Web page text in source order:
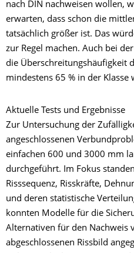
nach DIN nachweisen wollen,
erwarten, dass schon die
tatsächlich größer ist. Das
zur Regel machen. Auch bei
die Überschreitungshäufigkeit
mindestens 65 % in der Klasse
Aktuelle Tests und Ergebnisse
Zur Untersuchung der
angeschlossenen
einfachen 600 und 3000 mm
durchgeführt. Im Fokus
Risssequenz, Risskräfte,
und deren statistische
konnten Modelle für die
Alternativen für den Nachweis
abgeschlossenen Rissbild